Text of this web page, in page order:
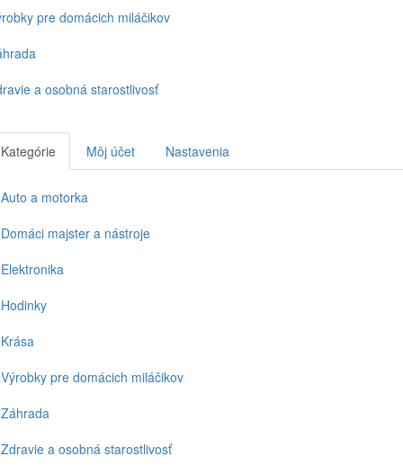
pre domácich miláčikov
a osobná starostlivosť
Kategórie Môj účet Nastavenia
Auto a motorka
Domáci majster a nástroje
Elektronika
Hodinky
Krása
Výrobky pre domácich miláčikov
Záhrada
Zdravie a osobná starostlivosť